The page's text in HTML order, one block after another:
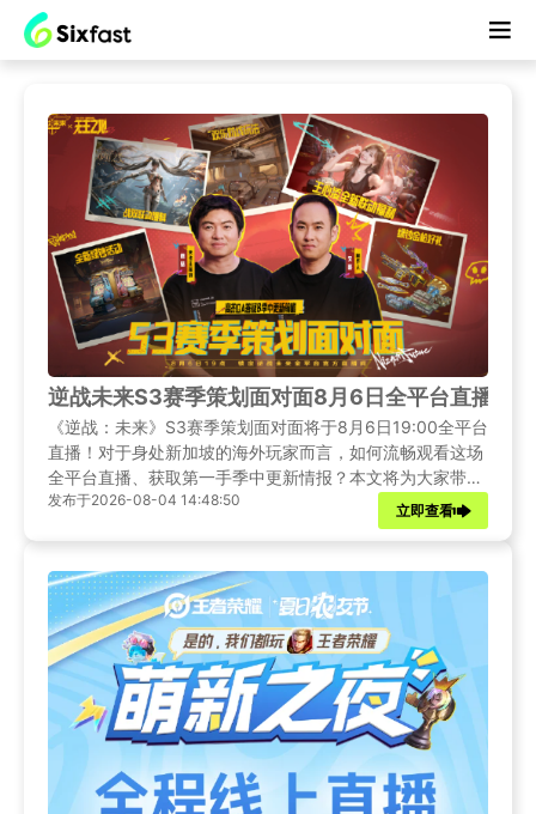
逆战未来S3赛季策划面对面8月6日全平台直播！
《逆战：未来》S3赛季策划面对面将于8月6日19:00全平台
直播！对于身处新加坡的海外玩家而言，如何流畅观看这场
全平台直播、获取第一手季中更新情报？本文将为大家带来
直播资讯汇总与详细的观看解决方案。
发布于2026-08-04 14:48:50
立即查看